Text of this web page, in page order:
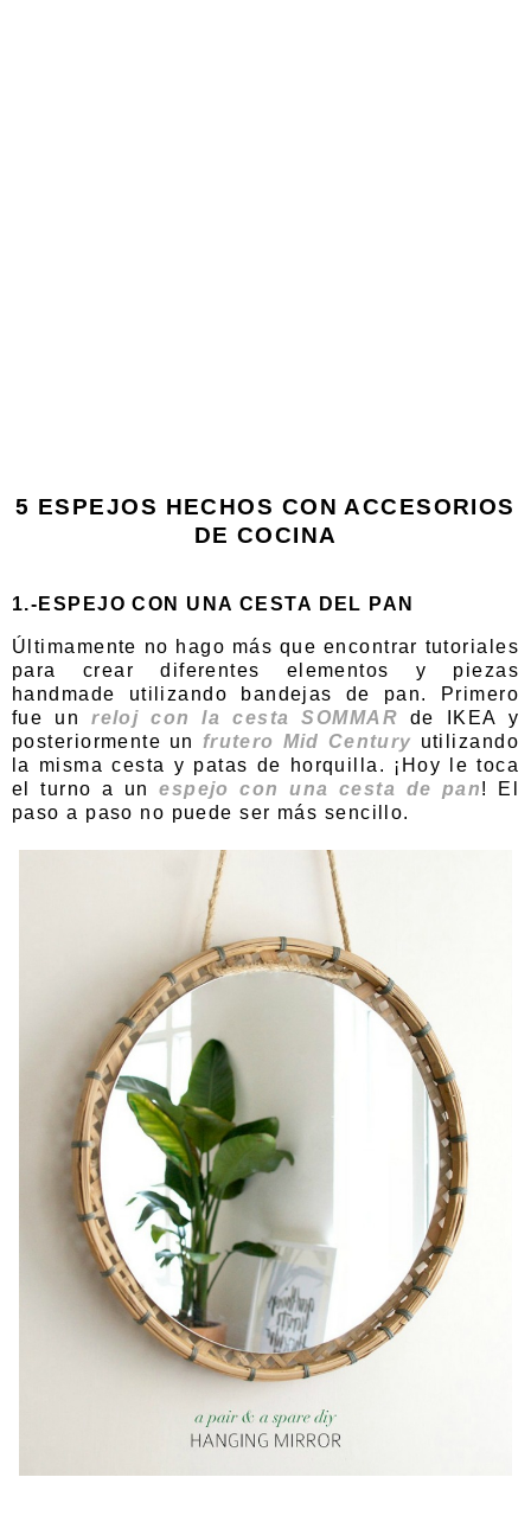
5 ESPEJOS HECHOS CON ACCESORIOS
DE COCINA
1.-ESPEJO CON UNA CESTA DEL PAN
Últimamente no hago más que encontrar tutoriales
para crear diferentes elementos y piezas
handmade utilizando bandejas de pan. Primero
fue un
reloj con la cesta SOMMAR de IKEA y
posteriormente un
frutero Mid Century utilizando
la misma cesta y patas de horquilla. ¡Hoy le toca
el turno a unespejo con una cesta de pan! El
paso a paso no puede ser más sencillo.